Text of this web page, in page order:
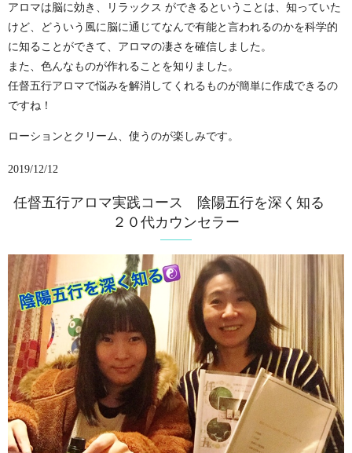
アロマは脳に効き、リラックス ができる ということは、 知っていた
けど、
どういう風に脳に通じてなんで有能と言われるのかを科学的
に知ることができて、 アロマの凄さを確信しました。
また、色んなものが作れることを知りました。
任督五行アロマで悩みを解消してくれるものが簡単に作成できるの
ですね！
ローションとクリーム、使うのが楽しみです。
2019/12/12
任督五行アロマ実践コース 陰陽五行を深く知る
２０代カウンセラー